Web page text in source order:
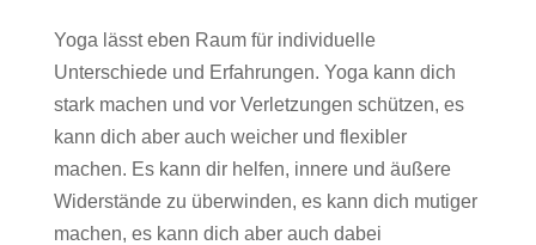
Yoga lässt eben Raum für individuelle
Unterschiede und Erfahrungen. Yoga kann dich
stark machen und vor Verletzungen schützen, es
kann dich aber auch weicher und flexibler
machen. Es kann dir helfen, innere und äußere
Widerstände zu überwinden, es kann dich mutiger
machen, es kann dich aber auch dabei